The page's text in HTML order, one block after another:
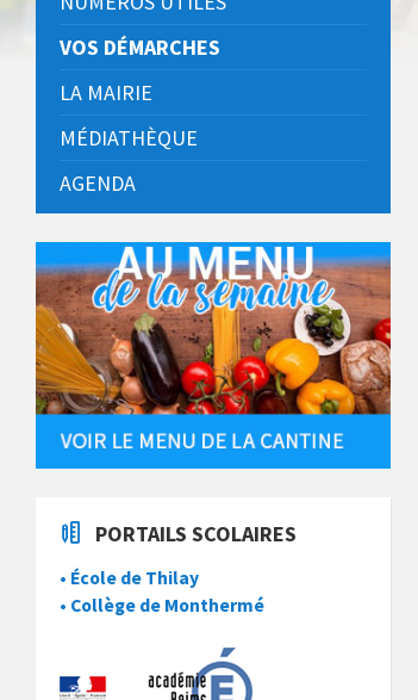
VOS DÉMARCHES
LA MAIRIE
MÉDIATHÈQUE
AGENDA
PORTAILS SCOLAIRES
• École de Thilay
• Collège de Monthermé